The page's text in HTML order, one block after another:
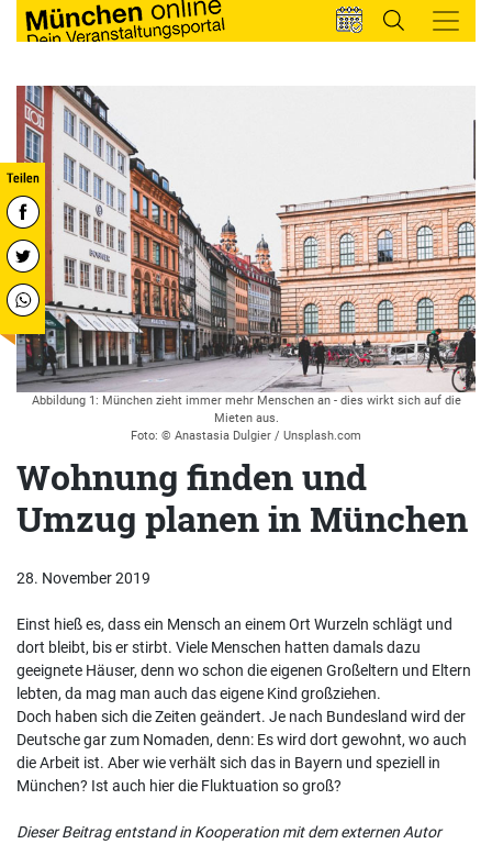
Abbildung 1: München zieht immer mehr Menschen an - dies wirkt sich auf die
Mieten aus.
Foto: © Anastasia Dulgier / Unsplash.com
Wohnung finden und
Umzug planen in München
28. November 2019
Einst hieß es, dass ein Mensch an einem Ort Wurzeln schlägt und
dort bleibt, bis er stirbt. Viele Menschen hatten damals dazu
geeignete Häuser, denn wo schon die eigenen Großeltern und Eltern
lebten, da mag man auch das eigene Kind großziehen.
Doch haben sich die Zeiten geändert. Je nach Bundesland wird der
Deutsche gar zum Nomaden, denn: Es wird dort gewohnt, wo auch
die Arbeit ist. Aber wie verhält sich das in Bayern und speziell in
München? Ist auch hier die Fluktuation so groß?
Dieser Beitrag entstand in Kooperation mit dem externen Autor